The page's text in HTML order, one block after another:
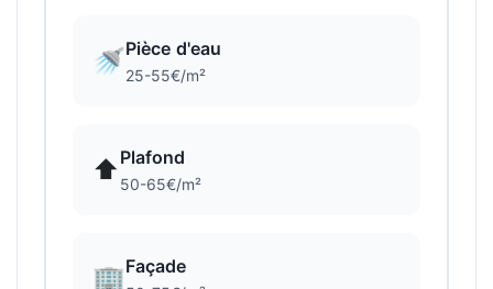
🚿Pièce d'eau
25-55€/m²
⬆️ Plafond
50-65€/m²
🏢Façade